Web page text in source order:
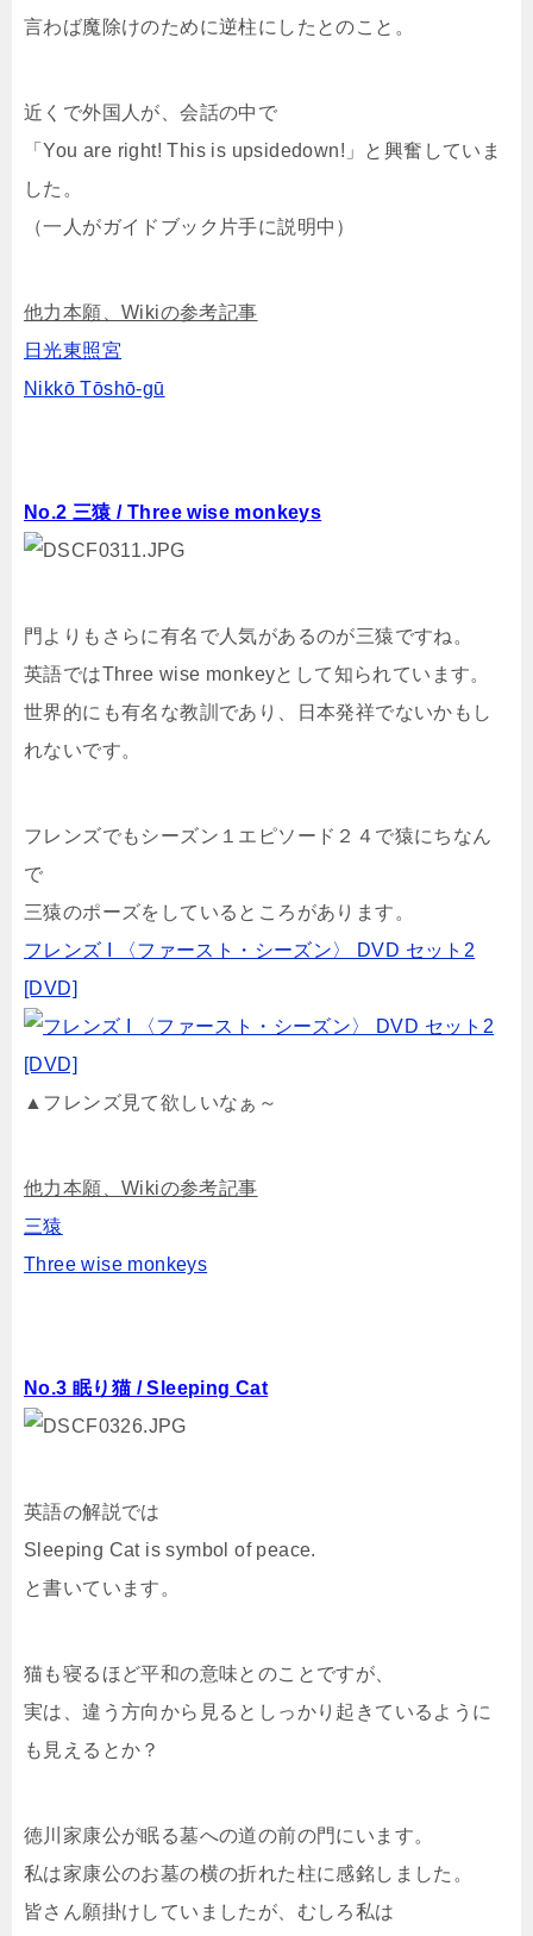
言わば魔除けのために逆柱にしたとのこと。
近くで外国人が、会話の中で
「You are right! This is upsidedown!」と興奮していま
した。
（一人がガイドブック片手に説明中）
他力本願、Wikiの参考記事
日光東照宮
Nikkō Tōshō-gū
No.2 三猿 / Three wise monkeys
門よりもさらに有名で人気があるのが三猿ですね。
英語ではThree wise monkeyとして知られています。
世界的にも有名な教訓であり、日本発祥でないかもし
れないです。
フレンズでもシーズン１エピソード２４で猿にちなん
で
三猿のポーズをしているところがあります。
フレンズ I 〈ファースト・シーズン〉 DVD セット2
[DVD]
▲フレンズ見て欲しいなぁ～
他力本願、Wikiの参考記事
三猿
Three wise monkeys
No.3 眠り猫 / Sleeping Cat
英語の解説では
Sleeping Cat is symbol of peace.
と書いています。
猫も寝るほど平和の意味とのことですが、
実は、違う方向から見るとしっかり起きているように
も見えるとか？
徳川家康公が眠る墓への道の前の門にいます。
私は家康公のお墓の横の折れた柱に感銘しました。
皆さん願掛けしていましたが、むしろ私は